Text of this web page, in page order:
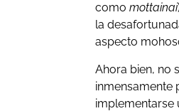
comomottainai
la
aspecto
Ahora bien, no
inmensamente
implementarse